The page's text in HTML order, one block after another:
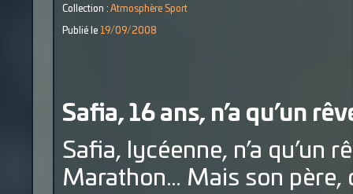
Collection : Atmosphère Sport
Publié le 19/09/2008
Safia, 16 ans, n’a qu’un
Safia, lycéenne, n’a qu’un
Marathon… Mais son père,